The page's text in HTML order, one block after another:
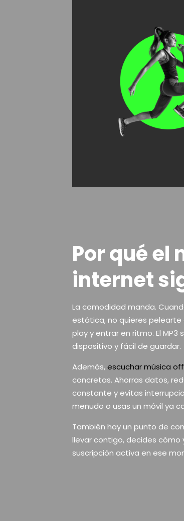
Por qué el
internet
La comodidad manda.
estática, no quieres pelearte
play y entrar en ritmo. El
dispositivo y fácil de guardar.
Además,escuchar música
concretas. Ahorras datos,
constante y evitas
menudo o usas un móvil ya
También hay un punto de
llevar contigo, decides cómo
suscripción activa en ese